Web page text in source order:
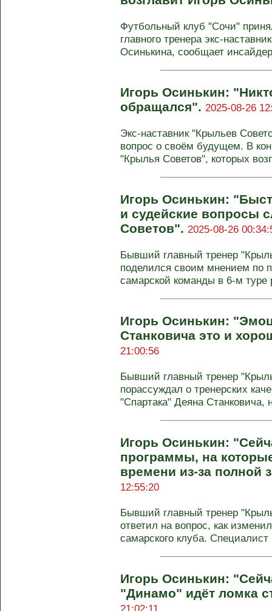
Футбольный клуб "Сочи"
главного тренера экс-
Осинькина, сообщает
Игорь Осинькин:
обращался". 2025-08-26
Экс-наставник "Крыльев
вопрос о своём будущем. В
"Крылья Советов", которых
Игорь Осинькин:
и судейские вопросы
Советов". 2025-08-26
Бывший главный тренер
поделился своим мнением по
самарской команды в 6-м туре
Игорь Осинькин:
Станковича это и
21:00:56
Бывший главный тренер
порассуждал о тренерских
"Спартака" Деяна Станковича,
Игорь Осинькин:
программы, на
времени из-за полной
12:55:20
Бывший главный тренер
ответил на вопрос, как
самарского клуба. Специалист
Игорь Осинькин:
"Динамо" идёт ломка
21:02:11